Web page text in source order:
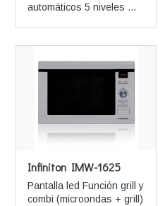
automáticos 5 niveles ...
Infiniton IMW-1625
Pantalla led Función grill y
combi (microondas + grill)